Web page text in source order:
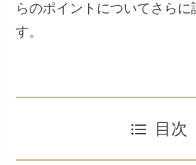
らのポイントについてさらに
す。
目次